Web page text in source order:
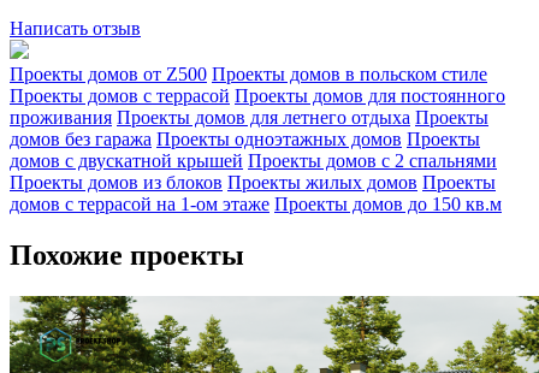
Написать отзыв
Проекты домов от Z500 Проекты домов в польском стиле
Проекты домов с террасой Проекты домов для постоянного
проживания Проекты домов для летнего отдыха Проекты
домов без гаража Проекты одноэтажных домов Проекты
домов с двускатной крышей Проекты домов с 2 спальнями
Проекты домов из блоков Проекты жилых домов Проекты
домов с террасой на 1-ом этаже Проекты домов до 150 кв.м
Похожие проекты